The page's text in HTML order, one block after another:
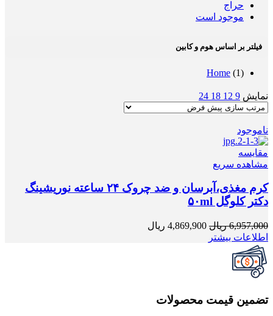
حراج
موجود است
فیلتر بر اساس هوم و کابین
Home (1)
نمایش 9
12
18
24
ناموجود
مقایسه
مشاهده سریع
کرم مغذی،آبرسان و ضد چروک ۲۴ ساعته نوریشینگ
دکتر کلوگل ۵۰ml
6,957,000 ریال 4,869,900 ریال
اطلاعات بیشتر
تضمین قیمت محصولات